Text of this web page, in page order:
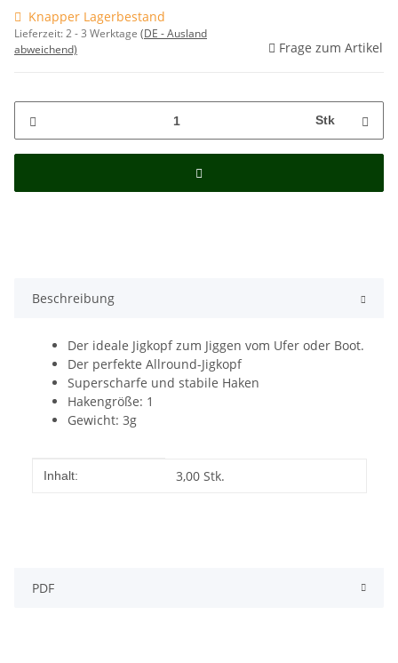
Knapper Lagerbestand
Lieferzeit:2 - 3 Werktage (DE - Ausland
abweichend)
Frage zum Artikel
Stk
Beschreibung
Der ideale Jigkopf zum Jiggen vom Ufer oder Boot.
Der perfekte Allround-Jigkopf
Superscharfe und stabile Haken
Hakengröße: 1
Gewicht: 3g
Produkteigenschaft
Wert
Inhalt: 3,00 Stk.
PDF